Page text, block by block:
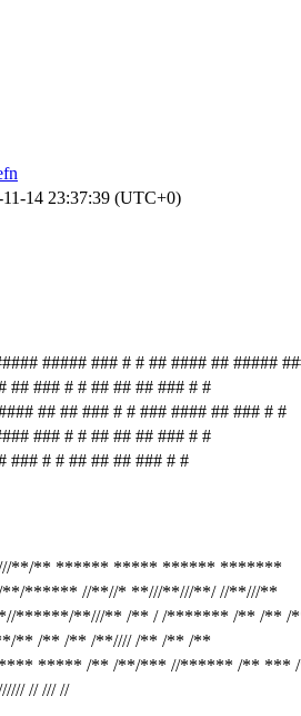
11-14 23:37:39 (UTC+0)
##### ### # # ## #### ## #####
## ### # # ## ## ## ### # #
## ## ### # # ### #### ## ### # #
### # # ## ## ## ### # #
### # # ## ## ## ### # #
**/** ****** ***** ****** *******
****** //**//* **///**///**/ //**///**
******/**///** /** / /******* /** /** /
** /** /** /**//// /** /** /**
***** /** /**/*** //****** /** ***
// /// //